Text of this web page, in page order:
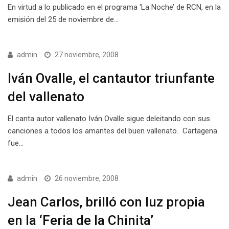
En virtud a lo publicado en el programa ‘La Noche’ de RCN, en la
emisión del 25 de noviembre de…
admin 27 noviembre, 2008
Iván Ovalle, el cantautor triunfante
del vallenato
El canta autor vallenato Iván Ovalle sigue deleitando con sus
canciones a todos los amantes del buen vallenato. Cartagena
fue…
admin 26 noviembre, 2008
Jean Carlos, brilló con luz propia
en la ‘Feria de la Chinita’